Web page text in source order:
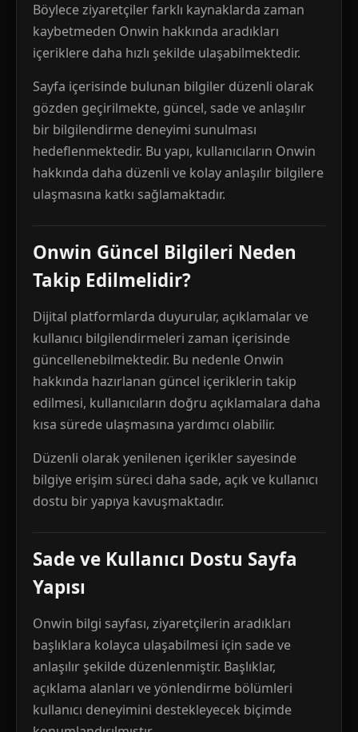
Böylece ziyaretçiler farklı kaynaklarda zaman
kaybetmeden Onwin hakkında aradıkları
içeriklere daha hızlı şekilde ulaşabilmektedir.
Sayfa içerisinde bulunan bilgiler düzenli olarak
gözden geçirilmekte, güncel, sade ve anlaşılır
bir bilgilendirme deneyimi sunulması
hedeflenmektedir. Bu yapı, kullanıcıların Onwin
hakkında daha düzenli ve kolay anlaşılır bilgilere
ulaşmasına katkı sağlamaktadır.
Onwin Güncel Bilgileri Neden
Takip Edilmelidir?
Dijital platformlarda duyurular, açıklamalar ve
kullanıcı bilgilendirmeleri zaman içerisinde
güncellenebilmektedir. Bu nedenle Onwin
hakkında hazırlanan güncel içeriklerin takip
edilmesi, kullanıcıların doğru açıklamalara daha
kısa sürede ulaşmasına yardımcı olabilir.
Düzenli olarak yenilenen içerikler sayesinde
bilgiye erişim süreci daha sade, açık ve kullanıcı
dostu bir yapıya kavuşmaktadır.
Sade ve Kullanıcı Dostu Sayfa
Yapısı
Onwin bilgi sayfası, ziyaretçilerin aradıkları
başlıklara kolayca ulaşabilmesi için sade ve
anlaşılır şekilde düzenlenmiştir. Başlıklar,
açıklama alanları ve yönlendirme bölümleri
kullanıcı deneyimini destekleyecek biçimde